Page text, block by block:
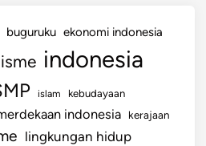
buguruku ekonomi indonesia
indonesia
islam kebudayaan
indonesia kerajaan
lingkungan hidup